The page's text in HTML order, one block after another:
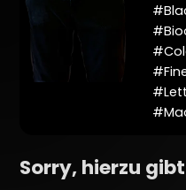
Sorry, hierzu